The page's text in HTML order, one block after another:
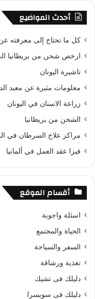
أحدث المواضيع
كل ما تحتاج إلى معرفته عن
ارخص شحن من بريطانيا
تاشيرة اليونان
معلومات مثيرة عن معبد
زراعة الاسنان في اليونان
الشحن من بريطانيا
مراكز علاج السرطان في
فيزا عقد العمل في ألمانيا
أقسام الموقع
اسئلة واجوبة
الحياة والمجتمع
السفر والسياحة
تغذية ورشاقة
دليلك فى تشيك
دليلك فى سويسرا